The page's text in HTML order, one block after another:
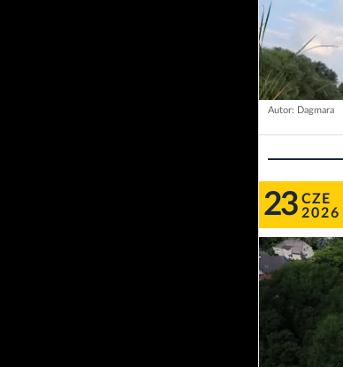
Autor: Dagmara
23 CZE
2026